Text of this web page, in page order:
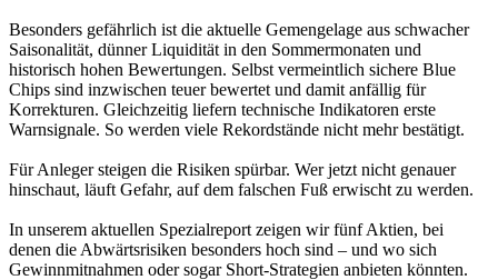
Besonders gefährlich ist die aktuelle Gemengelage aus schwacher
Saisonalität, dünner Liquidität in den Sommermonaten und
historisch hohen Bewertungen. Selbst vermeintlich sichere Blue
Chips sind inzwischen teuer bewertet und damit anfällig für
Korrekturen. Gleichzeitig liefern technische Indikatoren erste
Warnsignale. So werden viele Rekordstände nicht mehr bestätigt.
Für Anleger steigen die Risiken spürbar. Wer jetzt nicht genauer
hinschaut, läuft Gefahr, auf dem falschen Fuß erwischt zu werden.
In unserem aktuellen Spezialreport zeigen wir fünf Aktien, bei
denen die Abwärtsrisiken besonders hoch sind – und wo sich
Gewinnmitnahmen oder sogar Short-Strategien anbieten könnten.